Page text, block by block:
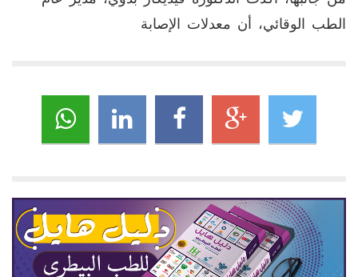
الطب الوقائي، أن معدلات الإصابة